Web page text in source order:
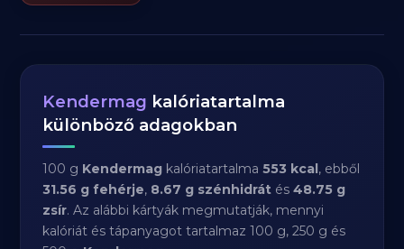
Kendermag kalóriatartalma
különböző adagokban
100 g Kendermag kalóriatartalma553 kcal, ebből
31.56 g fehérje, 8.67 g szénhidrát és48.75 g
zsír. Az alábbi kártyák megmutatják, mennyi
kalóriát és tápanyagot tartalmaz 100 g, 250 g és